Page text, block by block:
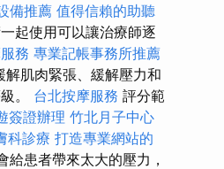
備推薦 值得信賴的助聽
起使用可以讓治療師逐
務 專業記帳事務所推薦
肌肉緊張、緩解壓力和
。 台北按摩服務 評分範
簽證辦理 竹北月子中心
科診療 打造專業網站的
患者帶來太大的壓力，